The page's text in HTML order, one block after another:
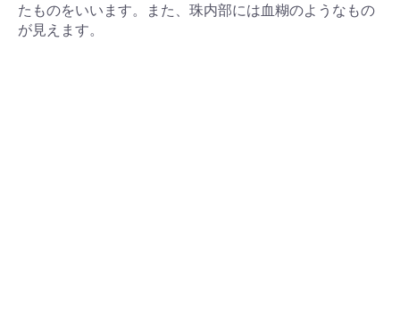
たものをいいます。また、珠内部には血糊のようなもの
が見えます。